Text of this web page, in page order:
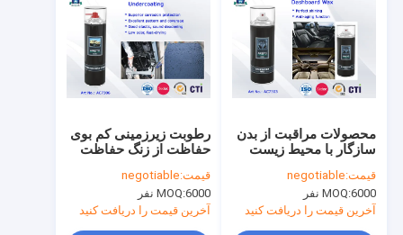
رطوبت زیرزمینی کم بوی
حفاظت از زنگ حفاظت
قیمت:negotiable
MOQ:6000 نفر
آخرین قیمت را دریافت کنید
محصولات مراقبت از بدن
سازگار با محیط زیست
خودرو مراقبت از خودرو
واکس داشبورد لهستانی
Protectant / Cockpit
قیمت:negotiable
MOQ:6000 نفر
آخرین قیمت را دریافت کنید